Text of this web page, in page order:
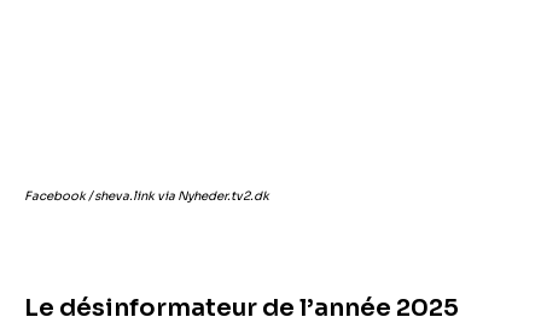
Facebook / sheva.link via Nyheder.tv2.dk
Le désinformateur de l’année 2025